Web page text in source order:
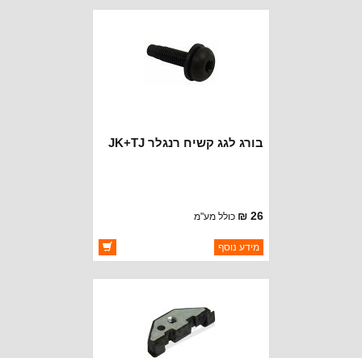
בורג לגג קשיח רנגלר JK+TJ
26 ₪ כולל מע"מ
ברקוד: 6506826AA
יצרן:CROWN AUTOMOTIVE
מידע נוסף